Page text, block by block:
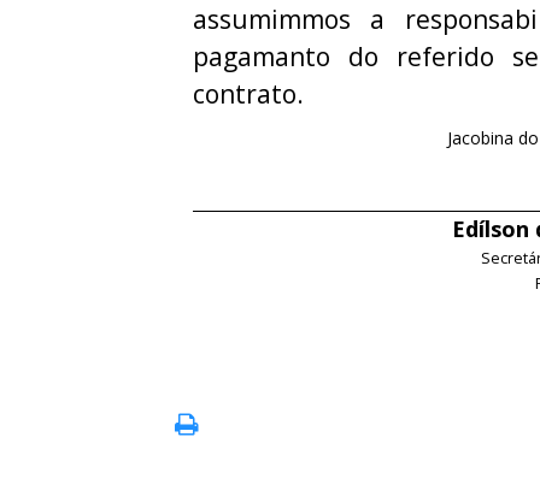
assumimmos a
pagamanto do referido
contrato.
Jacobina
Edílson